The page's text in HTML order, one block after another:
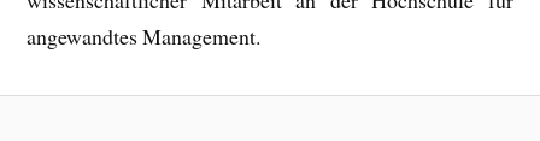
angewandtes Management.